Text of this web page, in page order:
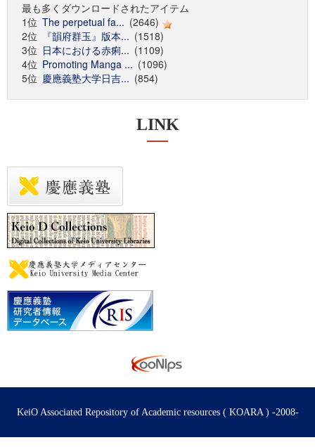
最も多くダウンロードされたアイテム
1位 The perpetual fa... (2646)
2位
『韻府群玉』版本... (1518)
3位 日本における赤痢... (1109)
4位 Promoting Manga ... (1096)
5位 慶應義塾大学日吉... (854)
LINK
KeiO Associated Repository of Academic resources ( KOARA ) -2008-